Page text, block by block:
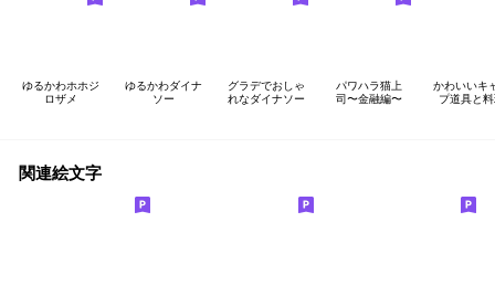
ゆるかわホホジ
ロザメ
ゆるかわダイナ
ソー
グラデでおしゃ
れなダイナソー
パワハラ猫上
司〜金融編〜
かわいいキ
プ道具と
関連絵文字